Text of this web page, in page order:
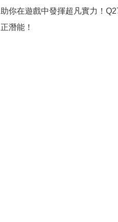
助你在遊戲中發揮超凡實力！
正潛能！